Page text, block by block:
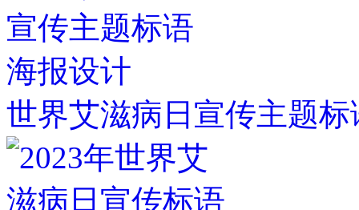
世界艾滋病日宣传主题